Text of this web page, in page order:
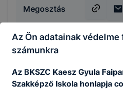
Megosztás
Az Ön adatainak védelme
számunkra
Az BKSZC Kaesz Gyula
Szakképző Iskola honlapja